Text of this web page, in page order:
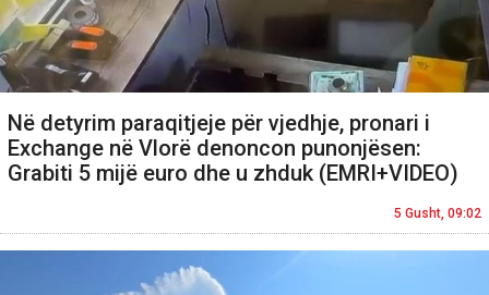
Në detyrim paraqitjeje për vjedhje, pronari i
Exchange në Vlorë denoncon punonjësen:
Grabiti 5 mijë euro dhe u zhduk (EMRI+VIDEO)
5 Gusht, 09:02